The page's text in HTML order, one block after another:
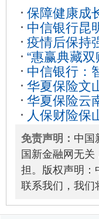
保障健康成
中信银行昆
疫情后保持
度最具投资
“惠赢典藏
中信银行：
华夏保险文
成立100周
华夏保险云
12-06
人保财险保
保险项目 保
免责声明： 中国
国新金融网无
担。版权声明：
联系我们，我们